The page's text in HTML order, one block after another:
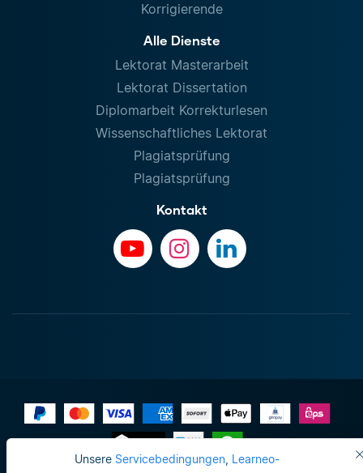
Unsere Servicebedingungen, Learneo-
Korrigierende
Alle Dienste
Lektorat Masterarbeit
Lektorat Dissertation
Diplomarbeit Korrekturlesen
Wissenschaftliches Lektorat
Plagiatsprüfung
Plagiatsprüfung
Kontakt